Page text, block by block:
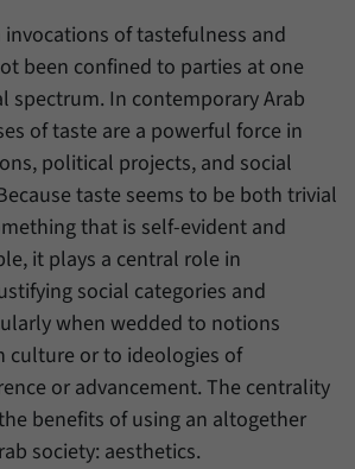
invocations of tastefulness and
been confined to parties at one
spectrum. In contemporary Arab
of taste are a powerful force in
political projects, and social
taste seems to be both trivial
that is self-evident and
it plays a central role in
social categories and
when wedded to notions
culture or to ideologies of
or advancement. The centrality
benefits of using an altogether
society: aesthetics.
Internetseite oder Suchmaschine
durch eine Verlinkung auf unsere
weitergeleitet wurden.
Minuten
diesem Cookie können wir für kurze Zeit
über den aktuellen Aufenthalt von
auf unserer Internetseite